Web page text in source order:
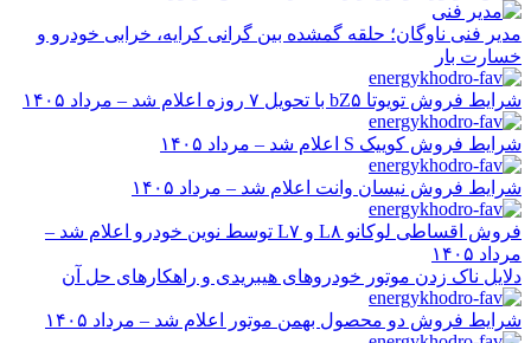
مدیر فنی ناوگان؛ حلقه گمشده بین گرانی کرایه، خرابی خودرو و
خسارت بار
شرایط فروش تویوتا bZ۵ با تحویل ۷ روزه اعلام شد – مرداد ۱۴۰۵
شرایط فروش کوییک S اعلام شد – مرداد ۱۴۰۵
شرایط فروش نیسان وانت اعلام شد – مرداد ۱۴۰۵
فروش اقساطی لوکانو L۸ و L۷ توسط نوین خودرو اعلام شد –
مرداد ۱۴۰۵
دلایل ناک زدن موتور خودروهای هیبریدی و راهکارهای حل آن
شرایط فروش دو محصول بهمن موتور اعلام شد – مرداد ۱۴۰۵